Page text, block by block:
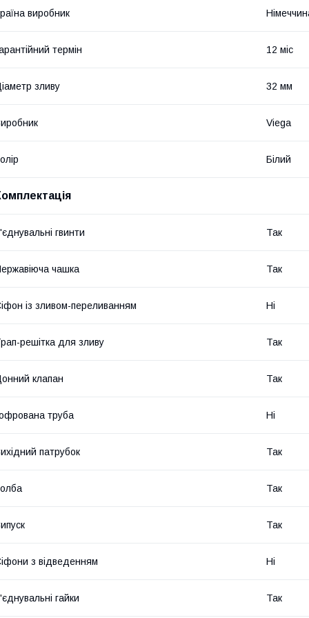
виробник
термін 12 міс
зливу 32 мм
Viega
Білий
гвинти Так
чашка Так
із зливом-переливанням Ні
решітка для зливу Так
клапан Так
труба Ні
патрубок Так
Так
Так
з відведенням Ні
гайки Так